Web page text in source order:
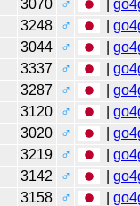
3070 ♂ |
3248 ♂ |
3044 ♂ |
3337 ♂ |
3287 ♂ |
3120 ♂ |
3020 ♂ |
3219 ♂ |
3142 ♂ |
3158 ♂ |